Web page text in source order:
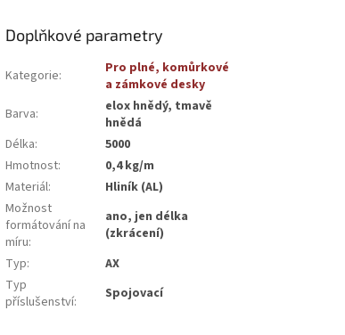
Doplňkové parametry
Kategorie:
Pro plné, komůrkové
a zámkové desky
Barva:
elox hnědý, tmavě
hnědá
Délka:
5000
Hmotnost:
0,4 kg/m
Materiál:
Hliník (AL)
Možnost
formátování na
míru:
ano, jen délka
(zkrácení)
Typ:
AX
Typ
příslušenství: Spojovací